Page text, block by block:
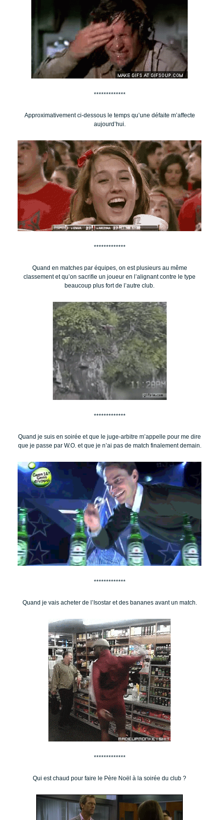
*************
Approximativement ci-dessous le temps qu’une défaite m’affecte
aujourd’hui.
*************
Quand en matches par équipes, on est plusieurs au même
classement et qu’on sacrifie un joueur en l’alignant contre le type
beaucoup plus fort de l’autre club.
*************
Quand je suis en soirée et que le juge-arbitre m’appelle pour me dire
que je passe par W.O. et que je n’ai pas de match finalement demain.
*************
Quand je vais acheter de l’Isostar et des bananes avant un match.
*************
Qui est chaud pour faire le Père Noël à la soirée du club ?